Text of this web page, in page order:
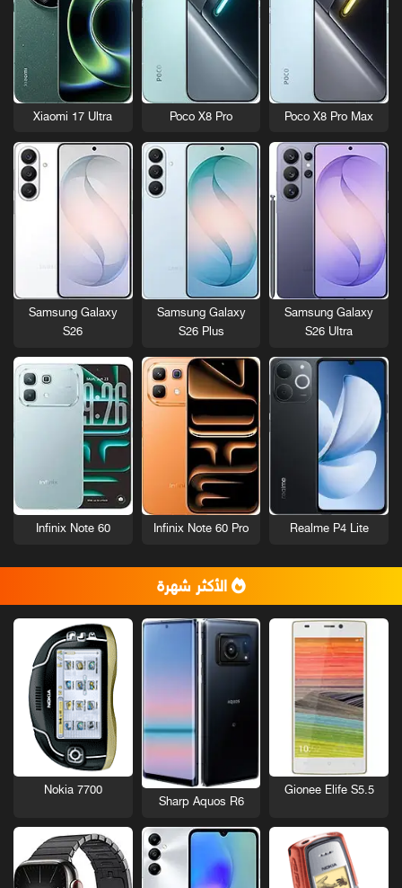
Poco X8 Pro Max
Poco X8 Pro
Xiaomi 17 Ultra
Samsung Galaxy
S26 Ultra
Samsung Galaxy
S26 Plus
Samsung Galaxy
S26
Realme P4 Lite
Infinix Note 60 Pro
Infinix Note 60
الأكثر شهرة
Gionee Elife S5.5
Sharp Aquos R6
Nokia 7700